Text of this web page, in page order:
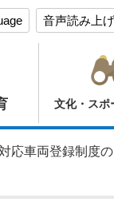
音声読み上げ
文化・スポ
応車両登録制度